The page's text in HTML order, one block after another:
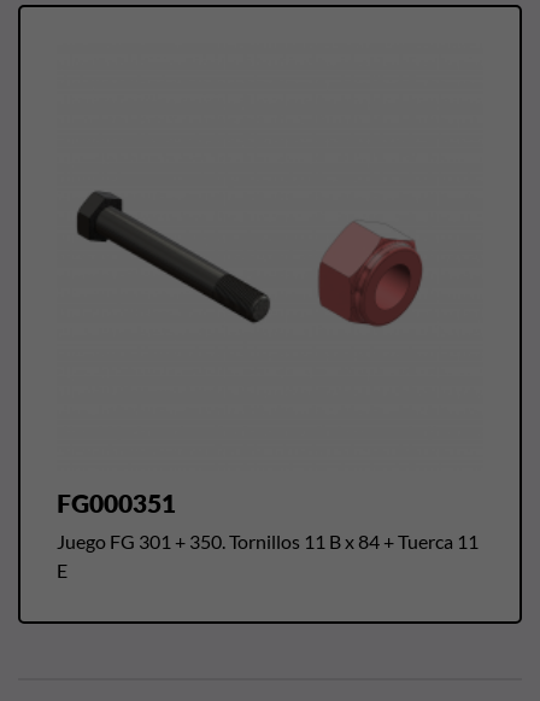
FG000351
Juego FG 301 + 350. Tornillos 11 B x 84 + Tuerca 11
E